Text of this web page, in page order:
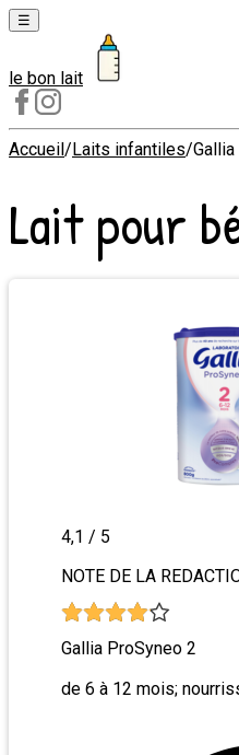
☰
Laits
1er
âge
2e
âge
le bon lait
Accueil/Laits infantiles/
Lait pour
4,1 / 5
NOTE DE LA
Gallia ProSyneo 2
de 6 à 12 mois;